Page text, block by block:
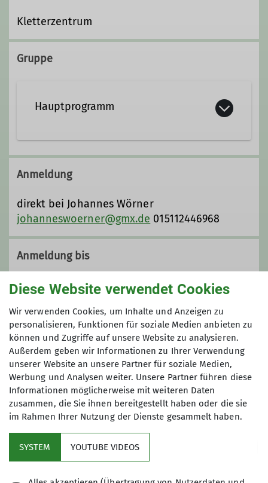
Kletterzentrum
Gruppe
Hauptprogramm
Anmeldung
direkt bei Johannes Wörner
johanneswoerner@gmx.de 015112446968
Anmeldung bis
01.06.2026
Maximale Teilnehmeranzahl
4
Diese Website verwendet Cookies
Wir verwenden Cookies, um Inhalte und Anzeigen zu
personalisieren, Funktionen für soziale Medien anbieten zu
können und Zugriffe auf unsere Website zu analysieren.
Außerdem geben wir Informationen zu Ihrer Verwendung
unserer Website an unsere Partner für soziale Medien,
Werbung und Analysen weiter. Unsere Partner führen diese
Informationen möglicherweise mit weiteren Daten
zusammen, die Sie ihnen bereitgestellt haben oder die sie
im Rahmen Ihrer Nutzung der Dienste gesammelt haben.
SYSTEM YOUTUBE VIDEOS